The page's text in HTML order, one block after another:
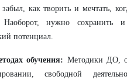
забыл, как творить и мечтать,
нужно сохранить
потенциал.
обучения: Методики ДО,
свободной